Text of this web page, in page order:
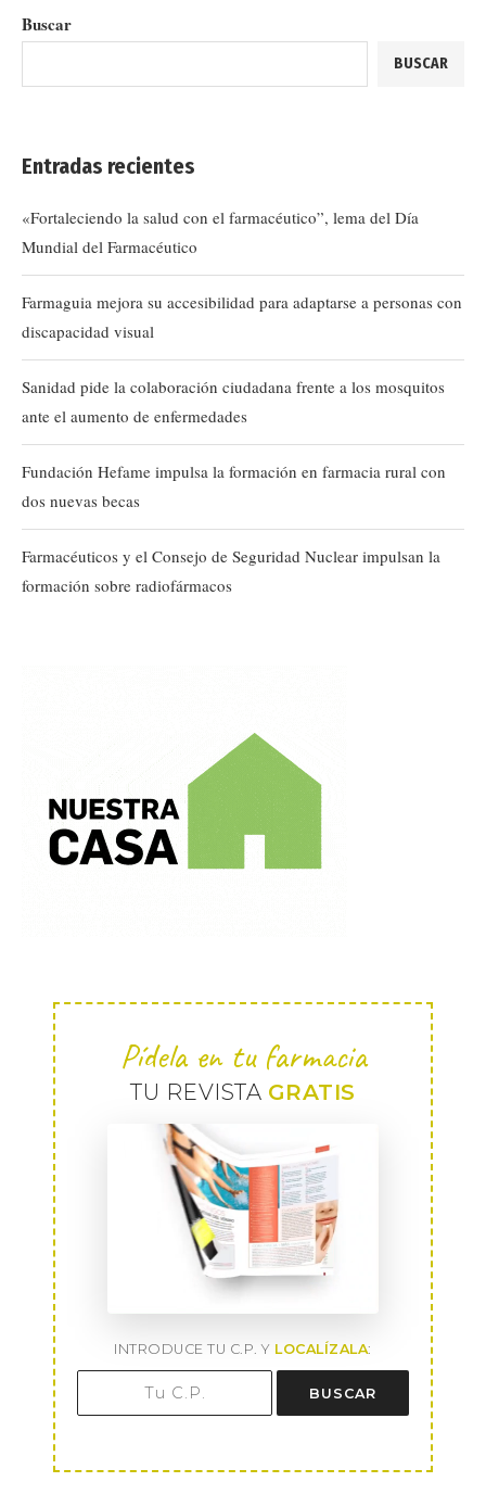
Buscar
BUSCAR
Entradas recientes
«Fortaleciendo la salud con el farmacéutico”, lema del Día
Mundial del Farmacéutico
Farmaguia mejora su accesibilidad para adaptarse a personas con
discapacidad visual
Sanidad pide la colaboración ciudadana frente a los mosquitos
ante el aumento de enfermedades
Fundación Hefame impulsa la formación en farmacia rural con
dos nuevas becas
Farmacéuticos y el Consejo de Seguridad Nuclear impulsan la
formación sobre radiofármacos
Pídela en tu farmacia
TU REVISTA GRATIS
INTRODUCE TU C.P. Y LOCALÍZALA:
BUSCAR